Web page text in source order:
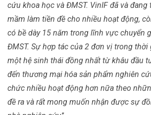
cứu khoa học và ĐMST. VinIF đã và đang
mầm làm tiền đề cho nhiều hoạt động,
có bề dày 15 năm trong lĩnh vực chuyển
ĐMST. Sự hợp tác của 2 đơn vị trong thời
một hệ sinh thái đồng nhất từ khâu đầu
đến thương mại hóa sản phẩm nghiên
chức nhiều hoạt động hơn nữa theo
đề ra và rất mong muốn nhận được sự